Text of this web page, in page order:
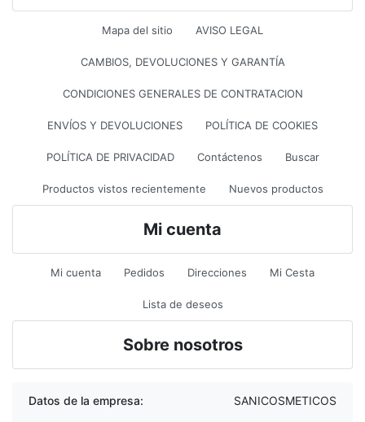
Mapa del sitio AVISO LEGAL
CAMBIOS, DEVOLUCIONES Y GARANTÍA
CONDICIONES GENERALES DE CONTRATACION
ENVÍOS Y DEVOLUCIONES POLÍTICA DE COOKIES
POLÍTICA DE PRIVACIDAD Contáctenos Buscar
Productos vistos recientemente Nuevos productos
Mi cuenta
Mi cuenta Pedidos Direcciones Mi Cesta
Lista de deseos
Sobre nosotros
Datos de la empresa: SANICOSMETICOS